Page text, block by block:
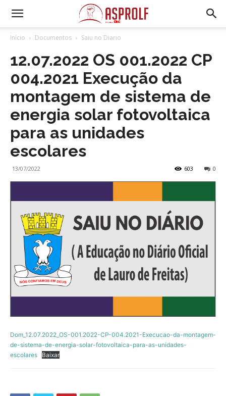
Início Documentos Saiu no Diario
12.07.2022 OS 001.2022 CP
004.2021 Execução da
montagem de sistema de
energia solar fotovoltaica
para as unidades
escolares
13/07/2022 0
603
Dom_12.07.2022_OS-001.2022-CP-004.2021-Execucao-da-montagem-
de-sistema-de-energia-solar-fotovoltaica-para-as-unidades-
escolares
Baixar